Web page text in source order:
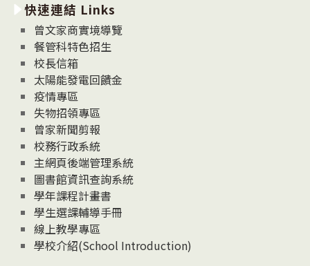
消
息
News
快速連結 Links
曾文家商實境導覽
餐管科特色招生
校長信箱
太陽能發電回饋金
疫情專區
失物招領專區
曾家新聞剪報
校務行政系統
主網頁後端管理系統
圖書館資訊查詢系統
學年課程計畫書
學生選課輔導手冊
線上教學專區
學校介紹(School Introduction)